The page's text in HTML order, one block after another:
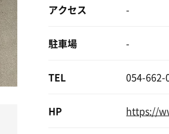
アクセス -
駐車場 -
TEL 054-662-
HP https://